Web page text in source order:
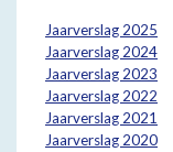
Jaarverslag 2025
Jaarverslag 2024
Jaarverslag 2023
Jaarverslag 2022
Jaarverslag 2021
Jaarverslag 2020